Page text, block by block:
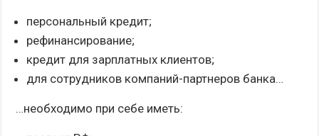
персональный кредит;
рефинансирование;
кредит для зарплатных клиентов;
для сотрудников компаний-партнеров банка…
…необходимо при себе иметь: